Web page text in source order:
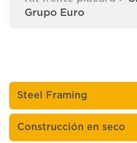
Grupo Euro
Steel Framing
Construcción en seco